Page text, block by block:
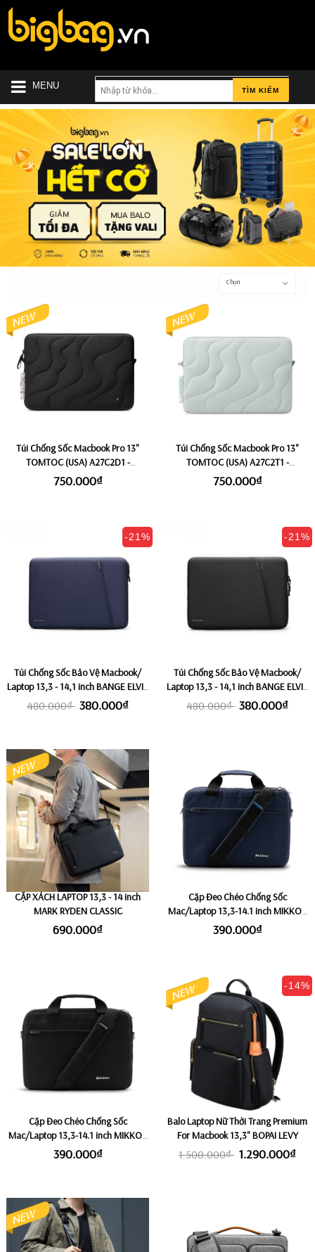
MENU TÌM KIẾM
Chọn
Túi Chống Sốc Macbook Pro 13"
TOMTOC (USA) A27C2D1 -
Lavascape
750.000₫
Túi Chống Sốc Macbook Pro 13"
TOMTOC (USA) A27C2T1 -
Lakeshore
750.000₫
-21%
Túi Chống Sốc Bảo Vệ Macbook/
Laptop 13,3 - 14,1 inch BANGE ELVIS
- BLUE
480.000₫ 380.000₫
-21%
Túi Chống Sốc Bảo Vệ Macbook/
Laptop 13,3 - 14,1 inch BANGE ELVIS
- BLACK
480.000₫ 380.000₫
CẶP XÁCH LAPTOP 13,3 - 14 inch
MARK RYDEN CLASSIC
690.000₫
Cặp Đeo Chéo Chống Sốc
Mac/Laptop 13,3-14.1 inch MIKKOR
THE ARCHILLES - Navy
390.000₫
Cặp Đeo Chéo Chống Sốc
Mac/Laptop 13,3-14.1 inch MIKKOR
THE ARCHILLES - Black
390.000₫
-14%
Balo Laptop Nữ Thời Trang Premium
For Macbook 13,3" BOPAI LEVY
1.500.000₫ 1.290.000₫